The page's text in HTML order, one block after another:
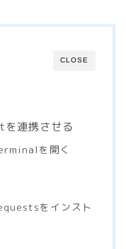
CLOSE
連携させる
を開く
をインスト